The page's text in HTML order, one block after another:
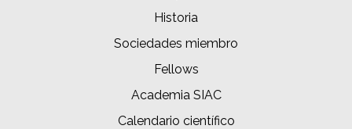
Historia
Sociedades miembro
Fellows
Academia SIAC
Calendario científico